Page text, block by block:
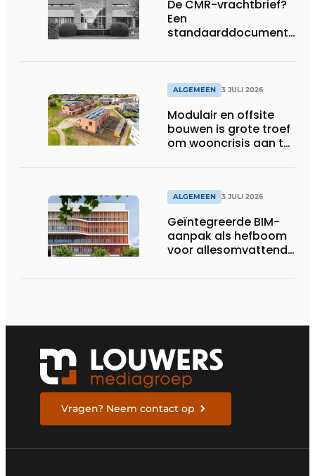
De CMR-vrachtbrief?
Een
standaarddocument
ALGEMEEN 3 JULI 2026
Modulair en offsite
bouwen is grote troef
om wooncrisis aan te
ALGEMEEN 3 JULI 2026
Geïntegreerde BIM-
aanpak als hefboom
voor allesomvattende
Vragen? Neem contact op